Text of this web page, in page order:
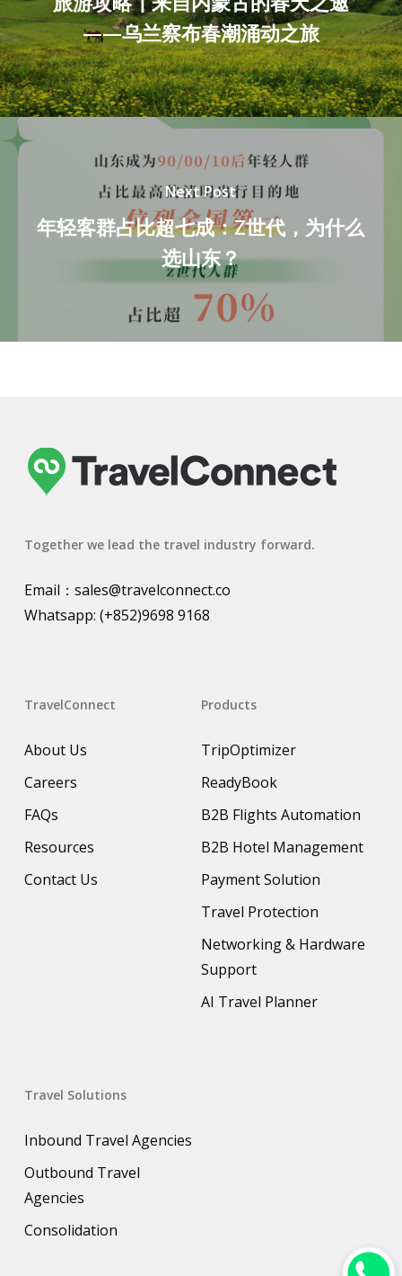
——乌兰察布春潮涌动之旅
Next Post
年轻客群占比超七成：Z世代，为什么
选山东？
Together we lead the travel industry forward.
Email： sales@travelconnect.co
Whatsapp: (+852)9698 9168
TravelConnect
About Us
Careers
FAQs
Resources
Contact Us
Products
TripOptimizer
ReadyBook
B2B Flights Automation
B2B Hotel Management
Payment Solution
Travel Protection
Networking & Hardware
Support
AI Travel Planner
Travel Solutions
Inbound Travel Agencies
Outbound Travel
Agencies
Consolidation